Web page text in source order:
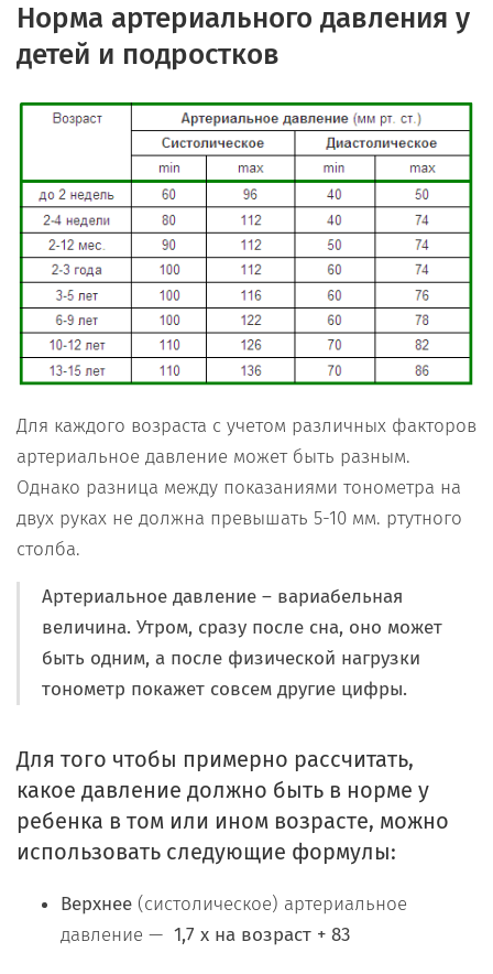
Норма артериального давления у
детей и подростков
Для каждого возраста с учетом различных факторов
артериальное давление может быть разным.
Однако разница между показаниями тонометра на
двух руках не должна превышать 5-10 мм. ртутного
столба.
Артериальное давление – вариабельная
величина. Утром, сразу после сна, оно может
быть одним, а после физической нагрузки
тонометр покажет совсем другие цифры.
Для того чтобы примерно рассчитать,
какое давление должно быть в норме у
ребенка в том или ином возрасте, можно
использовать следующие формулы:
Верхнее (систолическое) артериальное
давление — 1,7 х на возраст + 83